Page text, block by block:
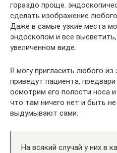
гораздо проще.
сделать изображение
Даже в самые узкие места
эндоскопом и все
увеличенном виде.
Я могу пригласить любого из
приведут пациента,
осмотрим его полости носа
что там ничего нет и быть
выдумывают сами.
На всякий случай у них в